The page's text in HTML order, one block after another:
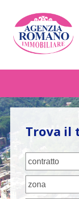
Vendita
Affitto
Dove Siamo
Contattaci
Trova il